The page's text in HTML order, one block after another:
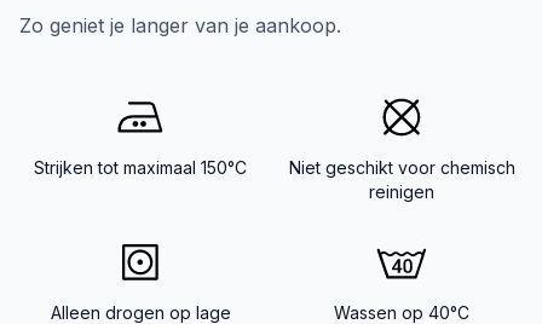
Zo geniet je langer van je aankoop.
Strijken tot maximaal 150°C
Niet geschikt voor chemisch
reinigen
Alleen drogen op lage
Wassen op 40°C